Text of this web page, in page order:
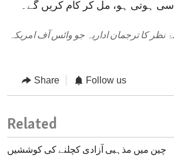
ہوتی ہو، مل کر کام کریں گے۔
نظر کا ترجمان اداریہ جو وائس آف امریکہ
Share Follow us
Related
چین میں مذہبی آزادی کچلنے کی کوششیں